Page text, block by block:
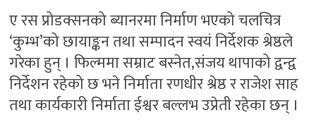
ए रस प्रोडक्सनको ब्यानरमा निर्माण भएको चलचित्र
‘कुम्भ’को छायाङ्कन तथा सम्पादन स्वयं निर्देशक श्रेष्ठले
गरेका हुन् । फिल्ममा सम्राट बस्नेत,संजय थापाको द्वन्द्व
निर्देशन रहेको छ भने निर्माता रणधीर श्रेष्ठ र राजेश साह
तथा कार्यकारी निर्माता ईश्वर बल्लभ उप्रेती रहेका छन् ।